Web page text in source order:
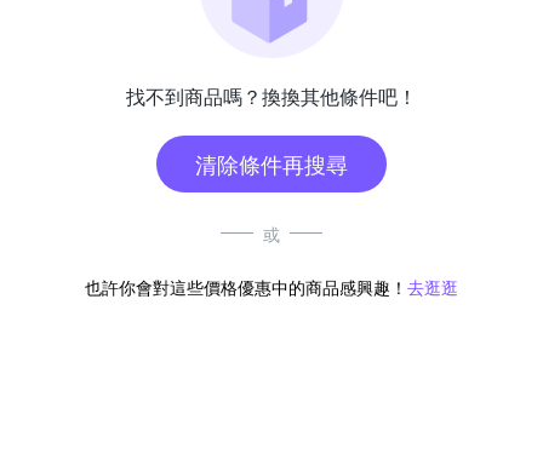
找不到商品嗎？換換其他條件吧！
清除條件再搜尋
或
也許你會對這些價格優惠中的商品感興趣！ 去逛逛